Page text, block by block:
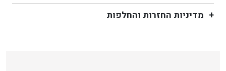
מדיניות החזרות והחלפות